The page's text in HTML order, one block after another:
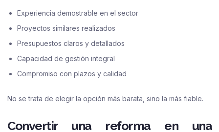
Experiencia demostrable en el sector
Proyectos similares realizados
Presupuestos claros y detallados
Capacidad de gestión integral
Compromiso con plazos y calidad
No se trata de elegir la opción más barata, sino la más fiable.
Convertir una reforma en una